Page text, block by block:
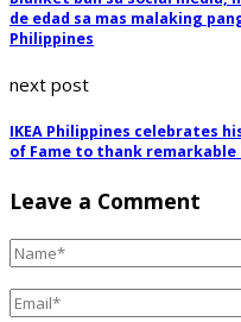
de edad sa mas malaking
Philippines
next post
IKEA Philippines celebrates
of Fame to thank
Leave a Comment